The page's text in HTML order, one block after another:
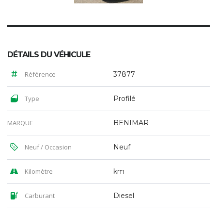
DÉTAILS DU VÉHICULE
Référence 37877
Type Profilé
MARQUE BENIMAR
Neuf / Occasion Neuf
Kilomètre km
Carburant Diesel